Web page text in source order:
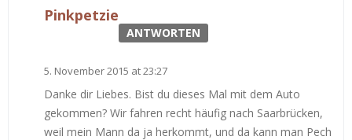
Pinkpetzie
ANTWORTEN
5. November 2015 at 23:27
Danke dir Liebes. Bist du dieses Mal mit dem Auto
gekommen? Wir fahren recht häufig nach Saarbrücken,
weil mein Mann da ja herkommt, und da kann man Pech